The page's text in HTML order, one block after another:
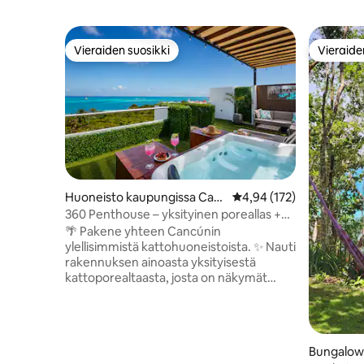
Vieraiden suosikki
Vieraiden suosikki
Huoneisto kaupungissa Can
cún
Keskimääräinen arvio
4,94 (172)
360 Penthouse – yksityinen poreallas +
kattouima-allas
🌴 Pakene yhteen Cancúnin
ylellisimmistä kattohuoneistoista. ✨ Nauti
rakennuksen ainoasta yksityisestä
kattoporealtaasta, josta on näkymät